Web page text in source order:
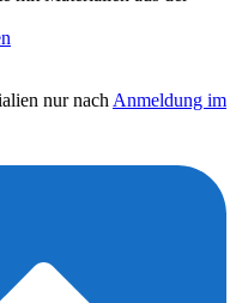
nur nach Anmeldung im